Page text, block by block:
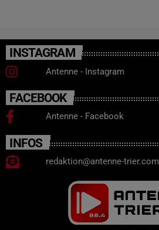
INSTAGRAM
Antenne - Instagram
FACEBOOK
Antenne - Facebook
INFOS
redaktion@antenne-trier.com